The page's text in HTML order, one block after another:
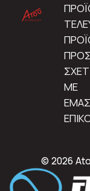
ΜΕ
ΕΜΑΣ
© 2026